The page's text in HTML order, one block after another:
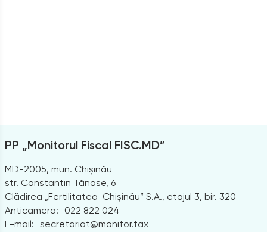
PP „Monitorul Fiscal FISC.MD”
MD-2005, mun. Chișinău
str. Constantin Tănase, 6
Clădirea „Fertilitatea-Chișinău” S.A., etajul 3, bir. 320
Anticamera:
022 822 024
E-mail: secretariat@monitor.tax